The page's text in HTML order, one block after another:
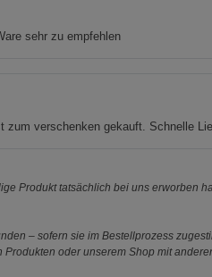
sehr zu empfehlen
zum verschenken gekauft. Schnelle
Produkt tatsächlich bei uns erworben
– sofern sie im Bestellprozess
oder unserem Shop mit